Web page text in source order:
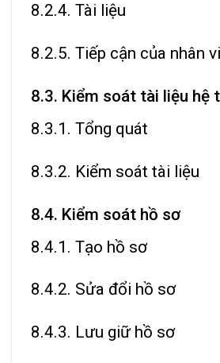
8.2.4. Tài liệu
8.2.5. Tiếp cận của nhân
8.3. Kiểm soát tài liệu hệ
8.3.1. Tổng quát
8.3.2. Kiểm soát tài liệu
8.4. Kiểm soát hồ sơ
8.4.1. Tạo hồ sơ
8.4.2. Sửa đổi hồ sơ
8.4.3. Lưu giữ hồ sơ